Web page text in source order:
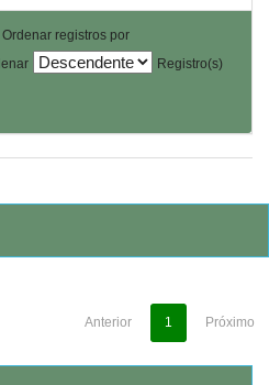
Ordenar registros por
Registro(s)
Anterior 1 Próximo